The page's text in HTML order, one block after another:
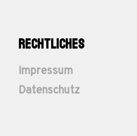
Rechtliches
Impressum
Datenschutz